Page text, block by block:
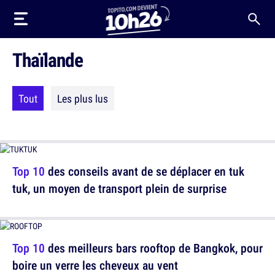
Thaïlande
Tout Les plus lus
Top 10 des conseils avant de se déplacer en tuk
tuk, un moyen de transport plein de surprise
Top 10 des meilleurs bars rooftop de Bangkok, pour
boire un verre les cheveux au vent